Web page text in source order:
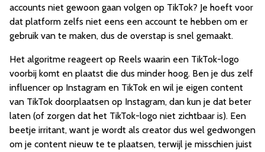
accounts niet gewoon gaan volgen op TikTok? Je hoeft voor
dat platform zelfs niet eens een account te hebben om er
gebruik van te maken, dus de overstap is snel gemaakt.
Het algoritme reageert op Reels waarin een TikTok-logo
voorbij komt en plaatst die dus minder hoog. Ben je dus zelf
influencer op Instagram en TikTok en wil je eigen content
van TikTok doorplaatsen op Instagram, dan kun je dat beter
laten (of zorgen dat het TikTok-logo niet zichtbaar is). Een
beetje irritant, want je wordt als creator dus wel gedwongen
om je content nieuw te te plaatsen, terwijl je misschien juist